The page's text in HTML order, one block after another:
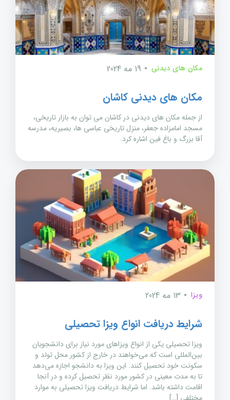
مکان های دیدنی 19 مه 2024
مکان های دیدنی کاشان
از جمله مکان های دیدنی در کاشان می توان به بازار تاریخی،
مسجد امامزاده جعفر، منزل تاریخی عباسی ها، بصیریه، مدرسه
آقا بزرگ و باغ فین اشاره کرد.
ویزا 13 مه 2024
شرایط دریافت انواع ویزا تحصیلی
ویزا تحصیلی یکی از انواع ویزاهای مورد نیاز برای دانشجویان
بین‌المللی است که می‌خواهند در خارج از کشور محل تولد و
سکونت خود تحصیل کنند. این ویزا به دانشجو اجازه می‌دهد
تا به مدت معینی در کشور مورد نظر تحصیل کرده و در آنجا
اقامت داشته باشد. اما شرایط دریافت ویزا تحصیلی به موارد
مختلفی […]